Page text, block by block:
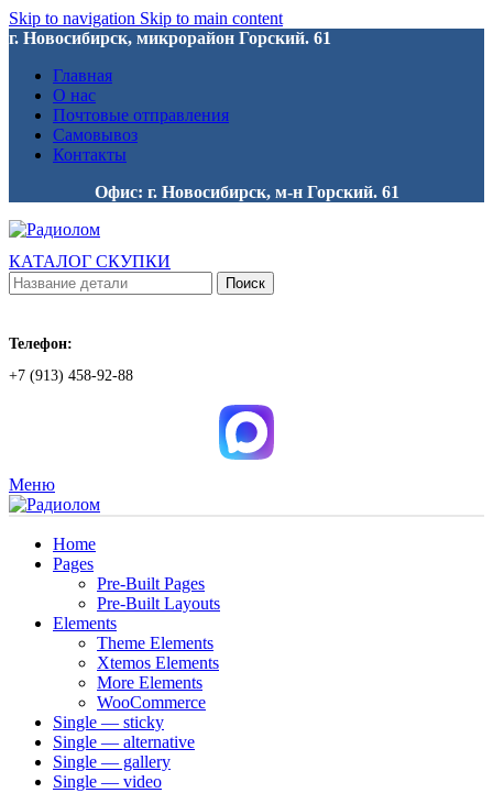
Skip to navigation Skip to main content
г. Новосибирск, микрорайон Горский. 61
Главная
О нас
Почтовые отправления
Самовывоз
Контакты
Офис: г. Новосибирск, м-н Горский. 61
КАТАЛОГ СКУПКИ
Поиск
Телефон:
+7 (913) 458-92-88
Меню
Home
Pages
Pre-Built Pages
Pre-Built Layouts
Elements
Theme Elements
Xtemos Elements
More Elements
WooCommerce
Single — sticky
Single — alternative
Single — gallery
Single — video